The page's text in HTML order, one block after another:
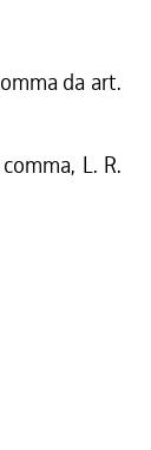
da art.
L. R.